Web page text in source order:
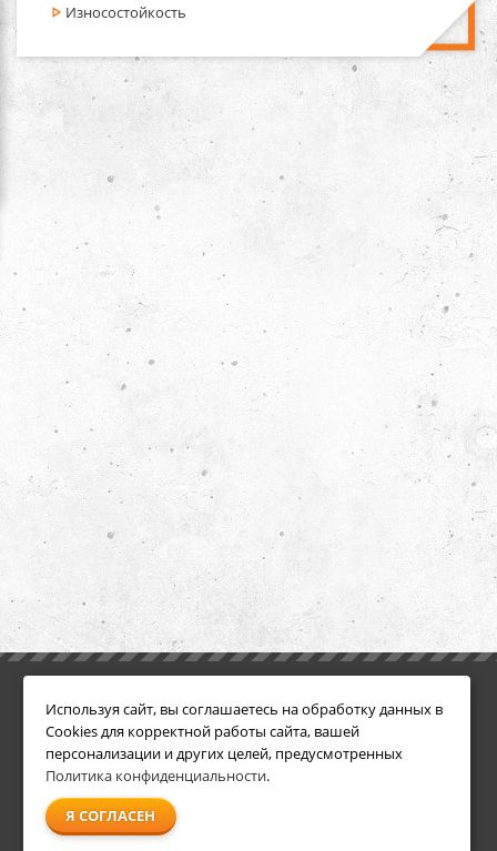
Износостойкость
Условия возврата
О компании
Доставка
Оплата
Гарантия и сервис
Акции
Используя сайт, вы соглашаетесь на обработку данных в
Cookies для корректной работы сайта, вашей
персонализации и других целей, предусмотренных
Политика конфиденциальности.
Я СОГЛАСЕН